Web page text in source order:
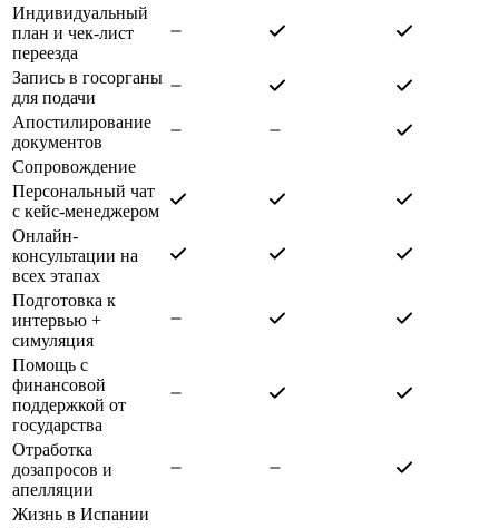
Индивидуальный
план и чек-лист
переезда
Запись в госорганы
для подачи
Апостилирование
документов
Сопровождение
Персональный чат
с кейс-менеджером
Онлайн-
консультации на
всех этапах
Подготовка к
интервью +
симуляция
Помощь с
финансовой
поддержкой от
государства
Отработка
дозапросов и
апелляции
Жизнь в Испании